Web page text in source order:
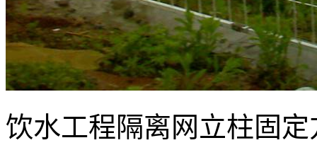
饮水工程隔离网立柱固